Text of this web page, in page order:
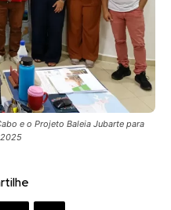
e o Projeto Baleia Jubarte para